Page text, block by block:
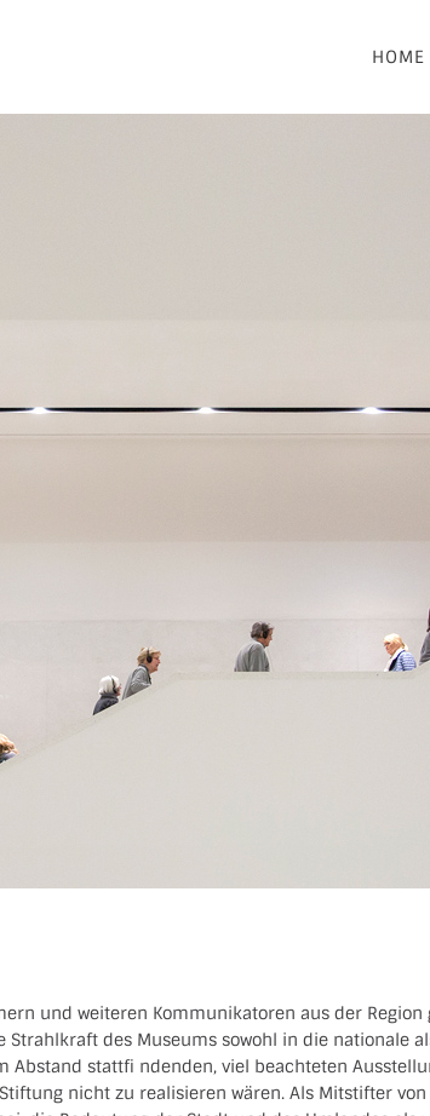
HOME
und weiteren Kommunikatoren aus der Region
des Museums sowohl in die nationale
stattfi ndenden, viel beachteten
nicht zu realisieren wären. Als Mitstifter